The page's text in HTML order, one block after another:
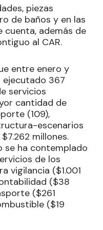
piezas
de baños y en las
cuenta, además de
al CAR.
entre enero y
ejecutado 367
servicios
cantidad de
(109),
escenarios
millones.
se ha contemplado
de los
vigilancia ($1.001
($38
($261
($19